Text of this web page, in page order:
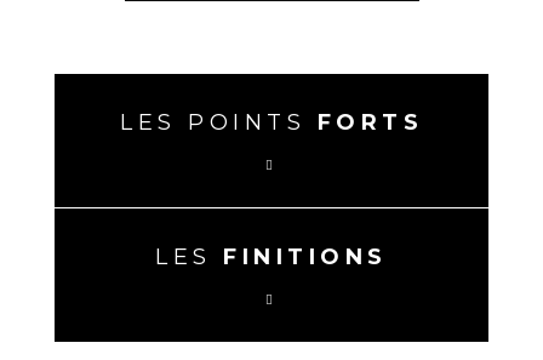
LES POINTS FORTS
LES FINITIONS